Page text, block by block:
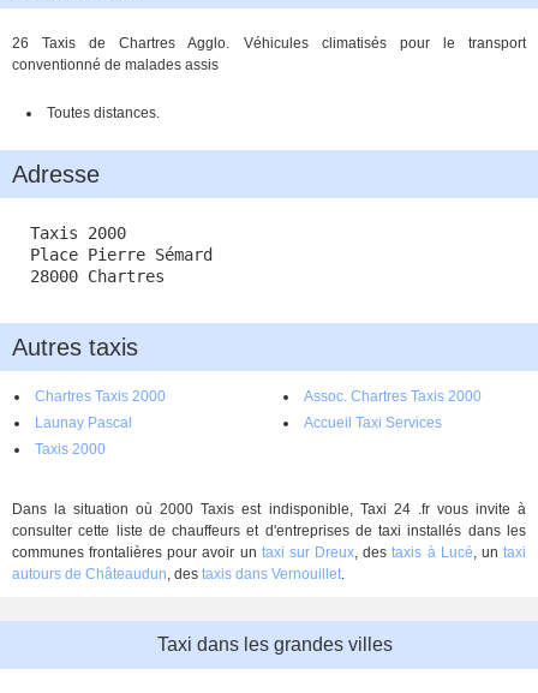
26 Taxis de Chartres Agglo. Véhicules climatisés pour le transport
conventionné de malades assis
Toutes distances.
Adresse
Taxis 2000
Place Pierre Sémard
28000 Chartres
Autres taxis
Chartres Taxis 2000
Assoc. Chartres Taxis 2000
Launay Pascal
Accueil Taxi Services
Taxis 2000
Dans la situation où 2000 Taxis est indisponible, Taxi 24 .fr vous invite à
consulter cette liste de chauffeurs et d'entreprises de taxi installés dans les
communes frontalières pour avoir un taxi sur Dreux, destaxis à Lucé, untaxi
autours de Châteaudun, des taxis dans Vernouillet.
Taxi dans les grandes villes